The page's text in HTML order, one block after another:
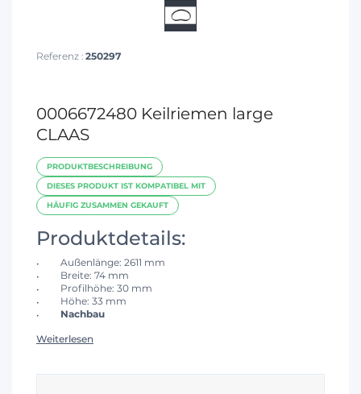
Referenz : 250297
0006672480 Keilriemen large
CLAAS
PRODUKTBESCHREIBUNG
DIESES PRODUKT IST KOMPATIBEL MIT
HÄUFIG ZUSAMMEN GEKAUFT
Produktdetails:
Außenlänge: 2611 mm
Breite: 74 mm
Profilhöhe: 30 mm
Höhe: 33 mm
Nachbau
Weiterlesen